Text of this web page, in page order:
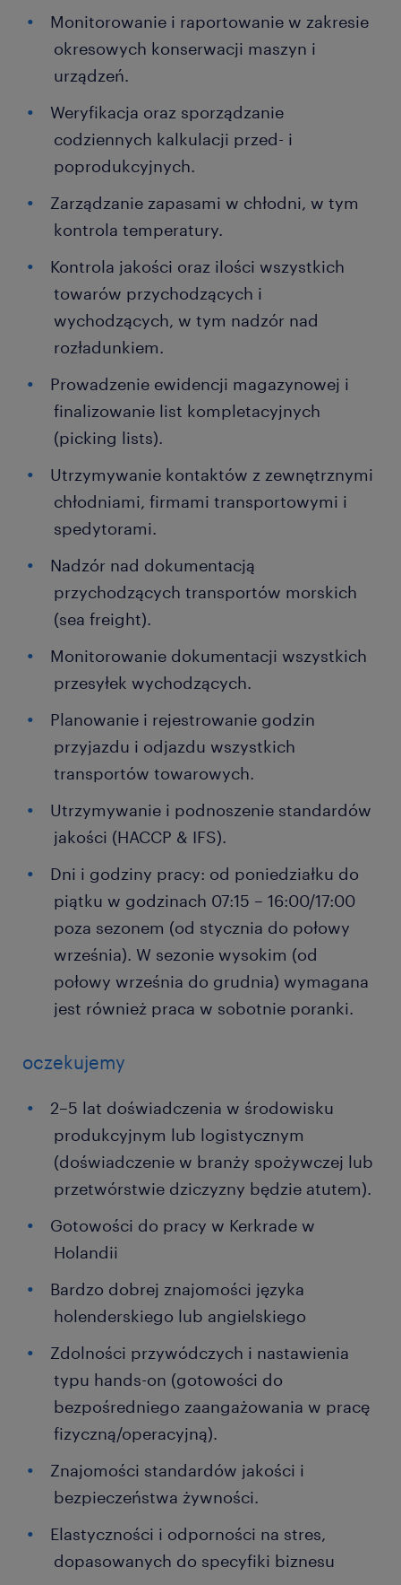
Monitorowanie i raportowanie w zakresie
okresowych konserwacji maszyn i
urządzeń.
Weryfikacja oraz sporządzanie
codziennych kalkulacji przed- i
poprodukcyjnych.
Zarządzanie zapasami w chłodni, w tym
kontrola temperatury.
Kontrola jakości oraz ilości wszystkich
towarów przychodzących i
wychodzących, w tym nadzór nad
rozładunkiem.
Prowadzenie ewidencji magazynowej i
finalizowanie list kompletacyjnych
(picking lists).
Utrzymywanie kontaktów z zewnętrznymi
chłodniami, firmami transportowymi i
spedytorami.
Nadzór nad dokumentacją
przychodzących transportów morskich
(sea freight).
Monitorowanie dokumentacji wszystkich
przesyłek wychodzących.
Planowanie i rejestrowanie godzin
przyjazdu i odjazdu wszystkich
transportów towarowych.
Utrzymywanie i podnoszenie standardów
jakości (HACCP & IFS).
Dni i godziny pracy: od poniedziałku do
piątku w godzinach 07:15 – 16:00/17:00
poza sezonem (od stycznia do połowy
września). W sezonie wysokim (od
połowy września do grudnia) wymagana
jest również praca w sobotnie poranki.
oczekujemy
2–5 lat doświadczenia w środowisku
produkcyjnym lub logistycznym
(doświadczenie w branży spożywczej lub
przetwórstwie dziczyzny będzie atutem).
Gotowości do pracy w Kerkrade w
Holandii
Bardzo dobrej znajomości języka
holenderskiego lub angielskiego
Zdolności przywódczych i nastawienia
typu hands-on (gotowości do
bezpośredniego zaangażowania w pracę
fizyczną/operacyjną).
Znajomości standardów jakości i
bezpieczeństwa żywności.
Elastyczności i odporności na stres,
dopasowanych do specyfiki biznesu